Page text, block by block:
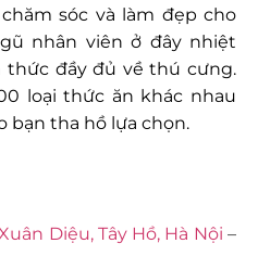
sóc và làm đẹp cho
nhân viên ở đây nhiệt
đầy đủ về thú cưng.
loại thức ăn khác nhau
bạn tha hồ lựa chọn.
Diệu, Tây Hồ, Hà Nội –